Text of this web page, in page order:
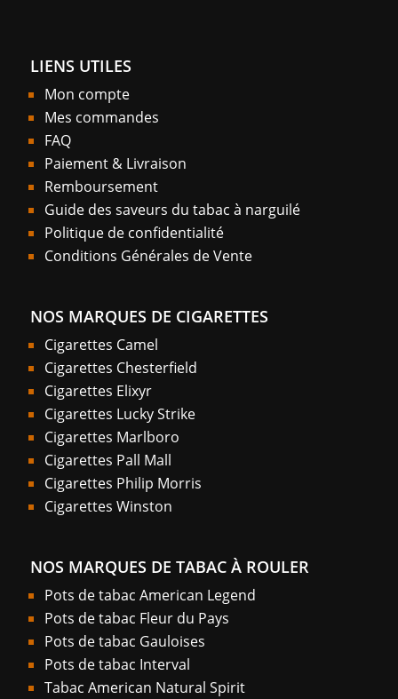
LIENS UTILES
Mon compte
Mes commandes
FAQ
Paiement & Livraison
Remboursement
Guide des saveurs du tabac à narguilé
Politique de confidentialité
Conditions Générales de Vente
NOS MARQUES DE CIGARETTES
Cigarettes Camel
Cigarettes Chesterfield
Cigarettes Elixyr
Cigarettes Lucky Strike
Cigarettes Marlboro
Cigarettes Pall Mall
Cigarettes Philip Morris
Cigarettes Winston
NOS MARQUES DE TABAC À ROULER
Pots de tabac American Legend
Pots de tabac Fleur du Pays
Pots de tabac Gauloises
Pots de tabac Interval
Tabac American Natural Spirit